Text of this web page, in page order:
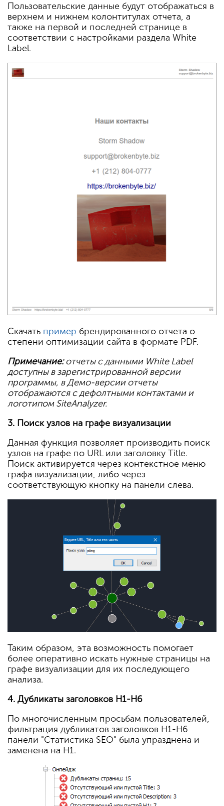
Пользовательские данные будут отображаться в
верхнем и нижнем колонтитулах отчета, а
также на первой и последней странице в
соответствии с настройками раздела White
Label.
Скачать пример брендированного отчета о
степени оптимизации сайта в формате PDF.
Примечание:отчеты с данными White Label
доступны в зарегистрированной версии
программы, в Демо-версии отчеты
отображаются с дефолтными контактами и
логотипом SiteAnalyzer.
3. Поиск узлов на графе визуализации
Данная функция позволяет производить поиск
узлов на графе по URL или заголовку Title.
Поиск активируется через контекстное меню
графа визуализации, либо через
соответствующую кнопку на панели слева.
Таким образом, эта возможность помогает
более оперативно искать нужные страницы на
графе визуализации для их последующего
анализа.
4. Дубликаты заголовков H1-H6
По многочисленным просьбам пользователей,
фильтрация дубликатов заголовков H1-H6
панели "Статистика SEO" была упразднена и
заменена на H1.